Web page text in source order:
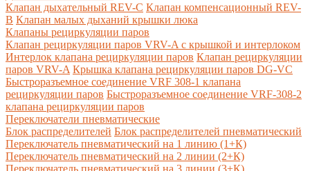
Клапан дыхательный REV-C Клапан компенсационный REV-
B Клапан малых дыханий крышки люка
Клапаны рециркуляции паров
Клапан рециркуляции паров VRV-A с крышкой и интерлоком
Интерлок клапана рециркуляции паров Клапан рециркуляции
паров VRV-A Крышка клапана рециркуляции паров DG-VC
Быстроразъемное соединение VRF 308-1 клапана
рециркуляции паров Быстроразъемное соединение VRF-308-2
клапана рециркуляции паров
Переключатели пневматические
Блок распределителей Блок распределителей пневматический
Переключатель пневматический на 1 линию (1+К)
Переключатель пневматический на 2 линии (2+К)
Переключатель пневматический на 3 линии (3+К)